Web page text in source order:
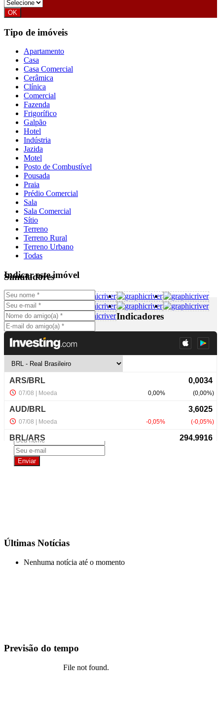
Tipo de imóveis
Apartamento
Casa
Casa Comercial
Cerâmica
Clínica
Comercial
Fazenda
Frigorífico
Galpão
Hotel
Indústria
Jazida
Motel
Posto de Combustível
Pousada
Praia
Prédio Comercial
Sala
Sala Comercial
Sítio
Terreno
Terreno Rural
Terreno Urbano
Todas
Indicar este imóvel
Simuladores
Indicadores
NewsLetter
Últimas Notícias
Nenhuma notícia até o momento
Previsão do tempo